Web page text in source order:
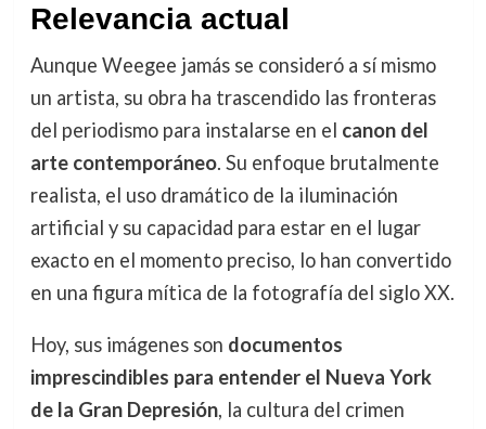
Relevancia actual
Aunque Weegee jamás se consideró a sí mismo
un artista, su obra ha trascendido las fronteras
del periodismo para instalarse en el canon del
arte contemporáneo. Su enfoque brutalmente
realista, el uso dramático de la iluminación
artificial y su capacidad para estar en el lugar
exacto en el momento preciso, lo han convertido
en una figura mítica de la fotografía del siglo XX.
Hoy, sus imágenes son documentos
imprescindibles para entender el Nueva York
de la Gran Depresión, la cultura del crimen